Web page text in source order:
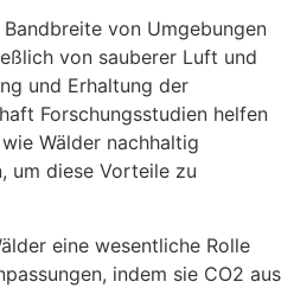
von Umgebungen
von sauberer Luft und
und Erhaltung der
Forschungsstudien helfen
Wälder nachhaltig
um diese Vorteile zu
eine wesentliche Rolle
indem sie CO2 aus